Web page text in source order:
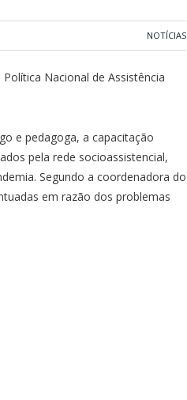
NOTÍCIAS
Nacional de Assistência
e pedagoga, a capacitação
pela rede socioassistencial,
Segundo a coordenadora do
em razão dos problemas